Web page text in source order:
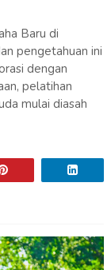
Baru di
pengetahuan ini
dengan
pelatihan
mulai diasah